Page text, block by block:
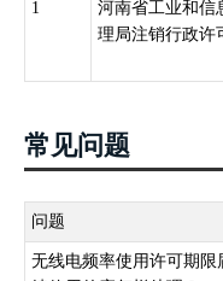
1
河南省工业和信
理局注销行政许
常见问题
问题
无线电频率使用许可期限